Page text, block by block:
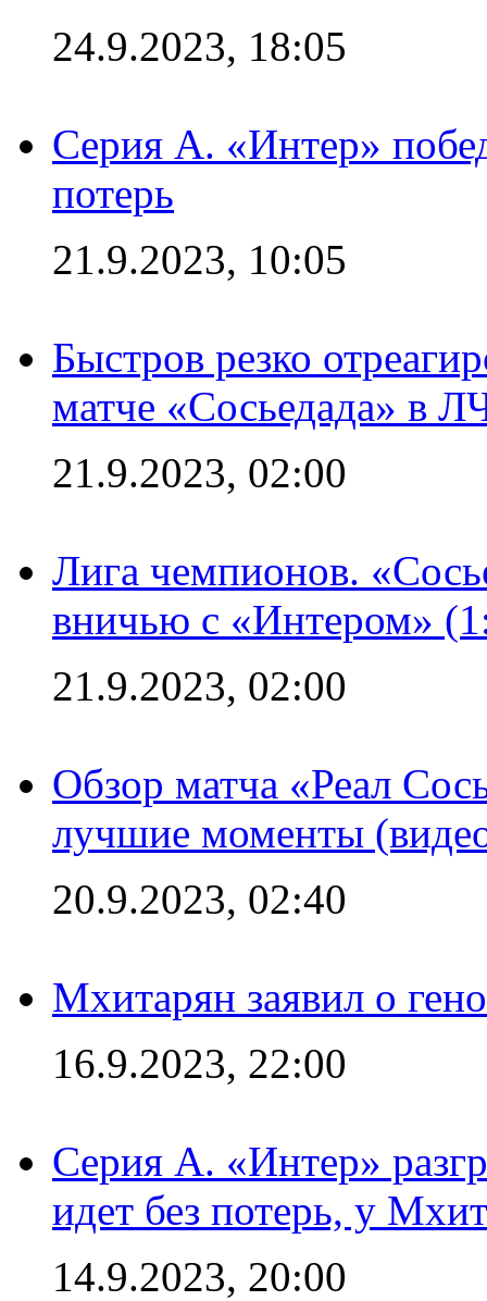
24.9.2023, 18:05
Серия А. «Интер»
потерь
21.9.2023, 10:05
Быстров резко
матче «Сосьедада» в
21.9.2023, 02:00
Лига чемпионов.
вничью с «Интером»
21.9.2023, 02:00
Обзор матча «Реал
лучшие моменты
20.9.2023, 02:40
Мхитарян заявил о
16.9.2023, 22:00
Серия А. «Интер»
идет без потерь, у
14.9.2023, 20:00